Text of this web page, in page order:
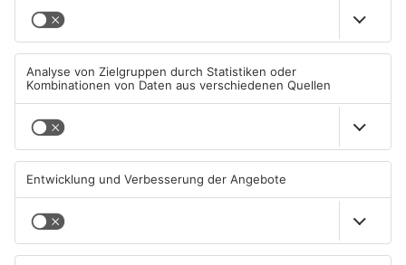
Untermain-Cup 2026:
Handball-Elite trifft sich in
Großwallstadt
01.08.2026, 08:37 UHR IN SPORT 26.07.2026, 09:47 UHR IN SPORT